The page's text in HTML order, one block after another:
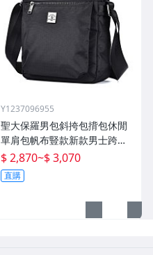
Y1237096955
聖大保羅男包斜挎包揹包休閒
單肩包帆布豎款新款男士跨包
牛津布包
$ 2,870~$ 3,070
直購